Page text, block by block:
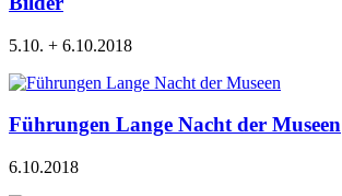
5.10. + 6.10.2018
Führungen Lange Nacht der Museen
6.10.2018